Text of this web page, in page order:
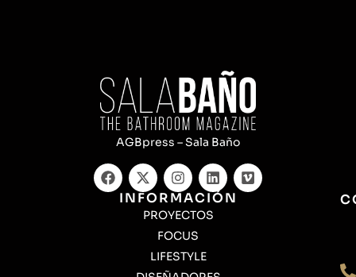
AGBpress – Sala Baño
INFORMACIÓN
PROYECTOS
FOCUS
LIFESTYLE